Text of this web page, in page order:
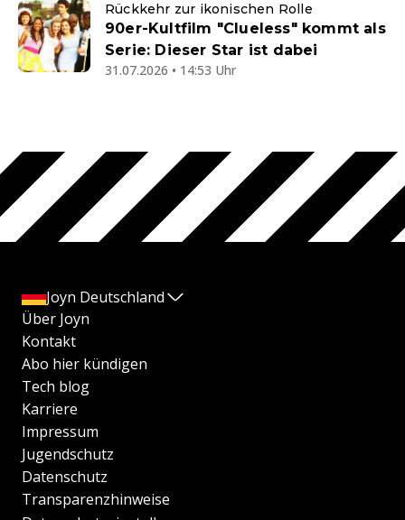
Rückkehr zur ikonischen Rolle
90er-Kultfilm "Clueless" kommt als
Serie: Dieser Star ist dabei
31.07.2026 • 14:53 Uhr
Joyn Deutschland
Über Joyn
Kontakt
Abo hier kündigen
Tech blog
Karriere
Impressum
Jugendschutz
Datenschutz
Transparenzhinweise